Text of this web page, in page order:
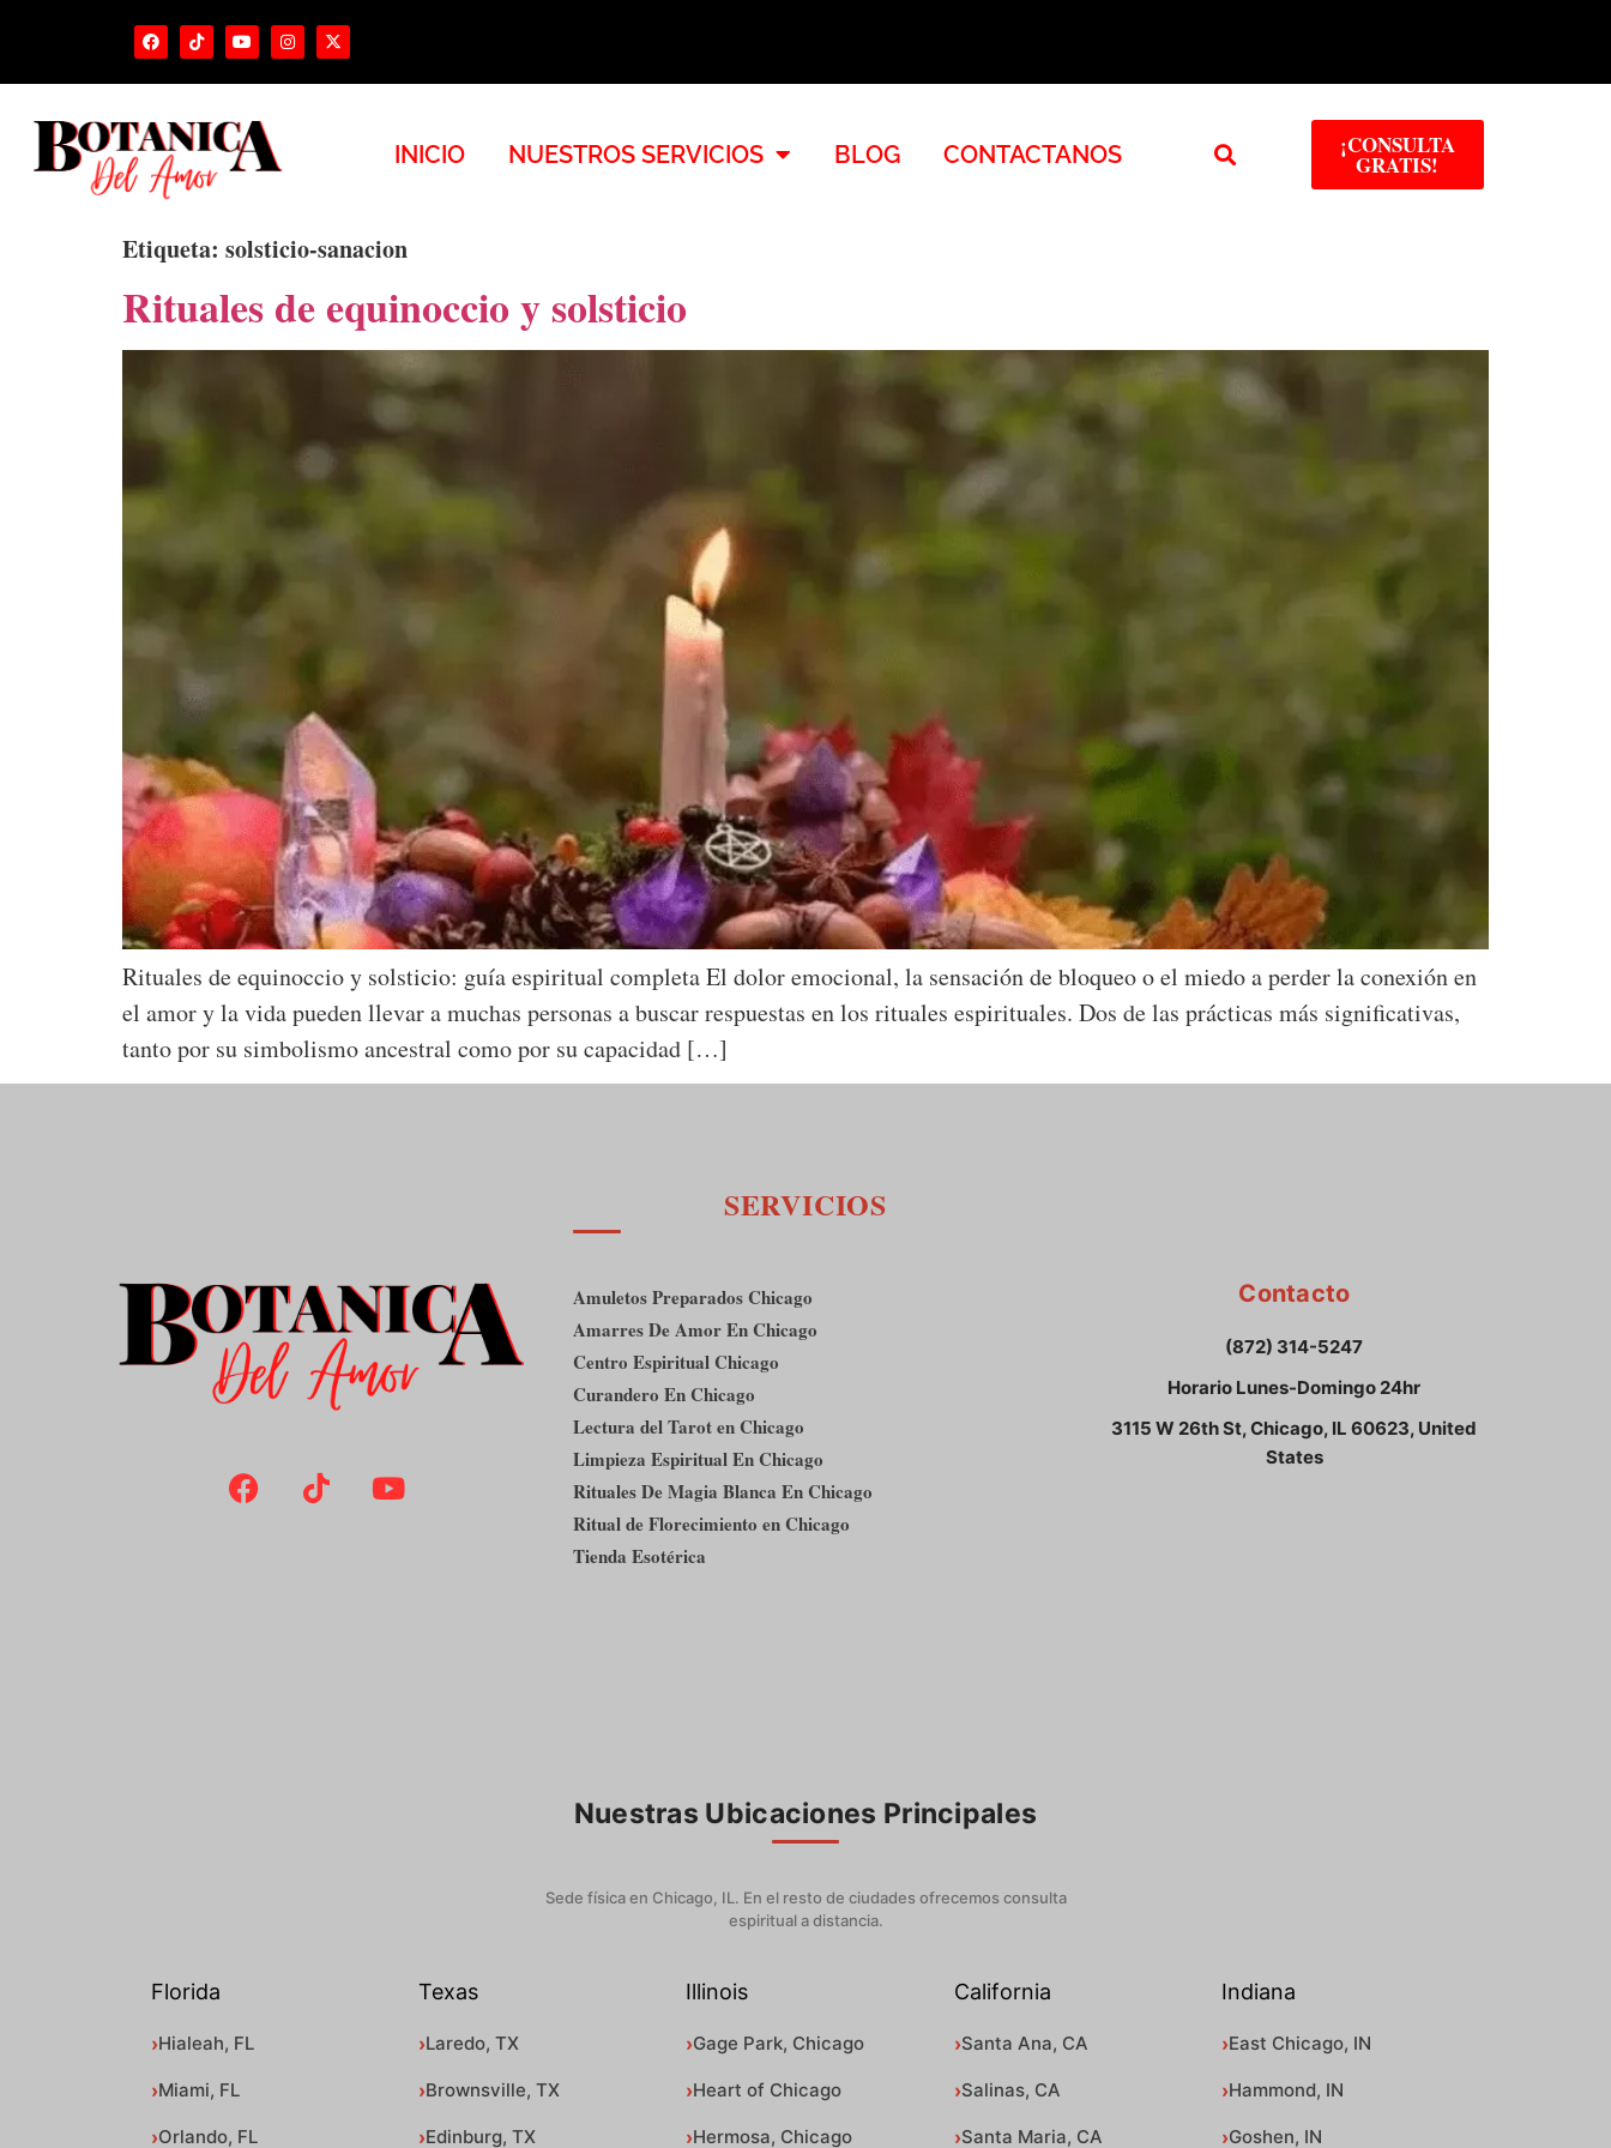
INICIO NUESTROS SERVICIOS BLOG CONTACTANOS ¡CONSULTA
GRATIS!
Etiqueta: solsticio-sanacion
Rituales de equinoccio y solsticio
Rituales de equinoccio y solsticio: guía espiritual completa El dolor emocional, la sensación de bloqueo o el miedo a perder la conexión en
el amor y la vida pueden llevar a muchas personas a buscar respuestas en los rituales espirituales. Dos de las prácticas más significativas,
tanto por su simbolismo ancestral como por su capacidad […]
SERVICIOS
Amuletos Preparados Chicago
Amarres De Amor En Chicago
Centro Espiritual Chicago
Curandero En Chicago
Lectura del Tarot en Chicago
Limpieza Espiritual En Chicago
Rituales De Magia Blanca En Chicago
Ritual de Florecimiento en Chicago
Tienda Esotérica
Contacto
(872) 314-5247
Horario Lunes-Domingo 24hr
3115 W 26th St, Chicago, IL 60623, United
States
Nuestras Ubicaciones Principales
Sede física en Chicago, IL. En el resto de ciudades ofrecemos consulta
espiritual a distancia.
Florida
Hialeah, FL
Miami, FL
Orlando, FL
Texas
Laredo, TX
Brownsville, TX
Edinburg, TX
Illinois
Gage Park, Chicago
Heart of Chicago
Hermosa, Chicago
California
Santa Ana, CA
Salinas, CA
Santa Maria, CA
Indiana
East Chicago, IN
Hammond, IN
Goshen, IN